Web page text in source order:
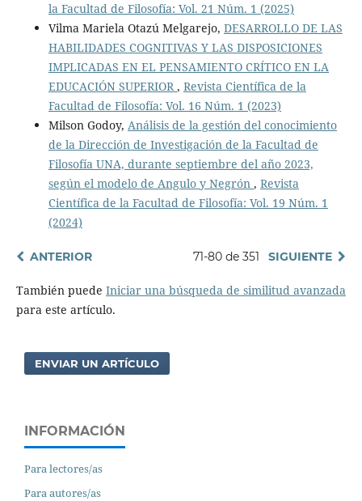
la Facultad de Filosofía: Vol. 21 Núm. 1 (2025)
Vilma Mariela Otazú Melgarejo, DESARROLLO DE LAS
HABILIDADES COGNITIVAS Y LAS DISPOSICIONES
IMPLICADAS EN EL PENSAMIENTO CRÍTICO EN LA
EDUCACIÓN SUPERIOR, Revista Científica de la
Facultad de Filosofía: Vol. 16 Núm. 1 (2023)
Milson Godoy, Análisis de la gestión del conocimiento
de la Dirección de Investigación de la Facultad de
Filosofía UNA, durante septiembre del año 2023,
según el modelo de Angulo y Negrón , Revista
Científica de la Facultad de Filosofía: Vol. 19 Núm. 1
(2024)
ANTERIOR 71-80 de 351 SIGUIENTE
También puede Iniciar una búsqueda de similitud avanzada
para este artículo.
ENVIAR UN ARTÍCULO
INFORMACIÓN
Para lectores/as
Para autores/as